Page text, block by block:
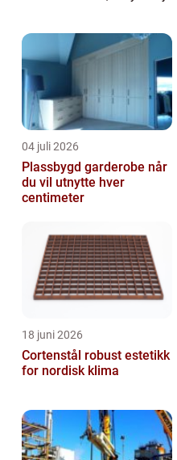
essensiell servic...
04 juli 2026
Plassbygd garderobe når
du vil utnytte hver
centimeter
18 juni 2026
Cortenstål robust estetikk
for nordisk klima